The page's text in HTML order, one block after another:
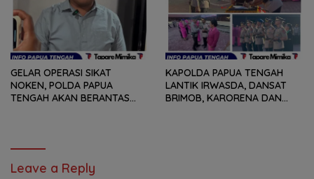
GELAR OPERASI SIKAT
NOKEN, POLDA PAPUA
TENGAH AKAN BERANTAS
KAPOLDA PAPUA TENGAH
LANTIK IRWASDA, DANSAT
BRIMOB, KARORENA DAN
Leave a Reply